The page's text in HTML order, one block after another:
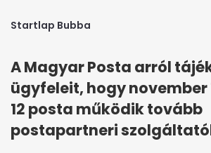
Startlap Bubba
A Magyar Posta arról
ügyfeleit, hogy
12 posta működik tovább
postapartneri